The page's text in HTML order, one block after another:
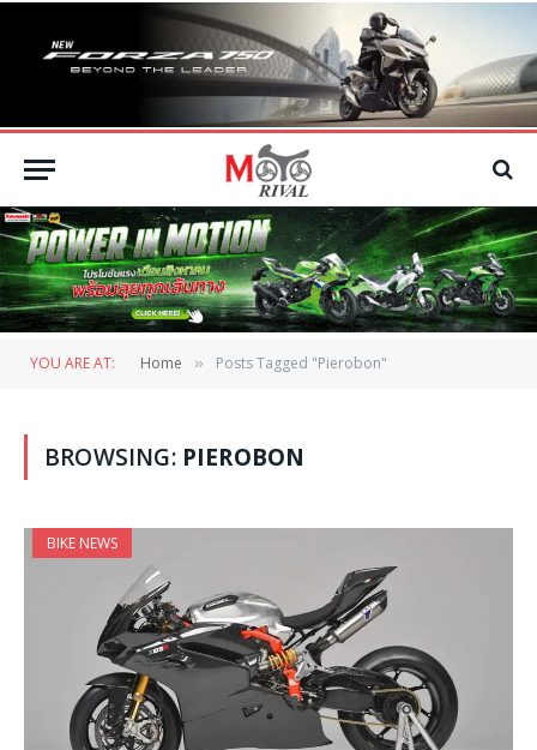
YOU ARE AT: Home » Posts Tagged "Pierobon"
BROWSING: PIEROBON
BIKE NEWS